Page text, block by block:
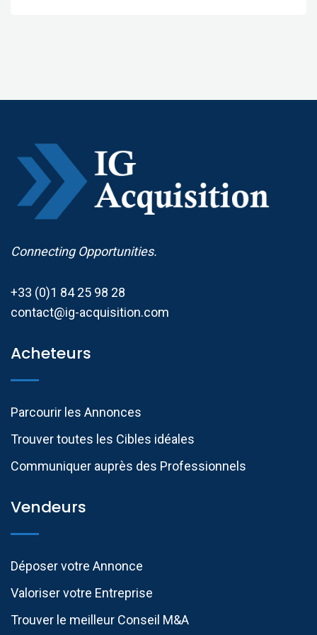
Connecting Opportunities.
+33 (0)1 84 25 98 28
contact@ig-acquisition.com
Acheteurs
Parcourir les Annonces
Trouver toutes les Cibles idéales
Communiquer auprès des Professionnels​
Vendeurs
Déposer votre Annonce
Valoriser votre Entreprise
Trouver le meilleur Conseil M&A